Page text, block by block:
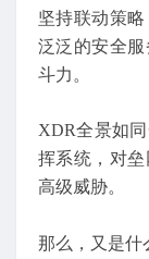
坚持联动策
泛泛的安全
斗力。
XDR全景如
挥系统，对
高级威胁。
那么，又是什